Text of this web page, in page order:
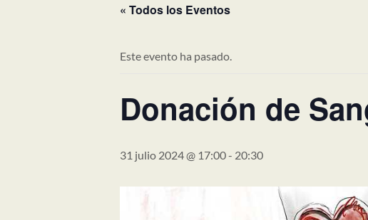
« Todos los Eventos
Este evento ha pasado.
Donación de
31 julio 2024 @ 17:00- 20:30